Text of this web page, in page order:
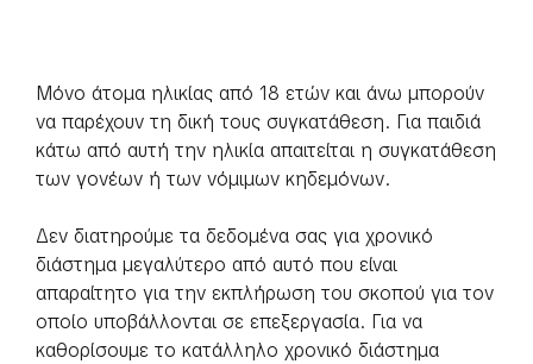
Μόνο άτομα ηλικίας από 18 ετών και άνω μπορούν
να παρέχουν τη δική τους συγκατάθεση. Για παιδιά
κάτω από αυτή την ηλικία απαιτείται η συγκατάθεση
των γονέων ή των νόμιμων κηδεμόνων.
Δεν διατηρούμε τα δεδομένα σας για χρονικό
διάστημα μεγαλύτερο από αυτό που είναι
απαραίτητο για την εκπλήρωση του σκοπού για τον
οποίο υποβάλλονται σε επεξεργασία. Για να
καθορίσουμε το κατάλληλο χρονικό διάστημα